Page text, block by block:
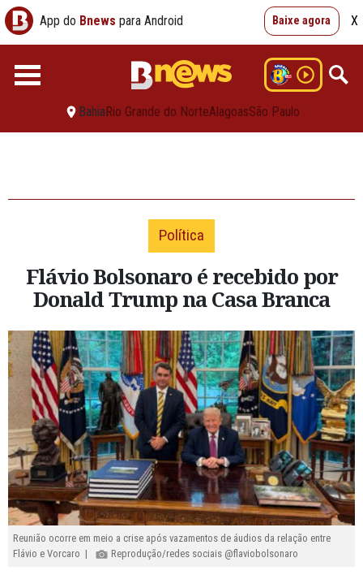
App do Bnews para Android Baixe agora X
BahiaRio Grande do NorteAlagoasSão Paulo
Política
Flávio Bolsonaro é recebido por
Donald Trump na Casa Branca
Reunião ocorre em meio a crise após vazamentos de áudios da relação entre
Flávio e Vorcaro |
Reprodução/redes sociais @flaviobolsonaro